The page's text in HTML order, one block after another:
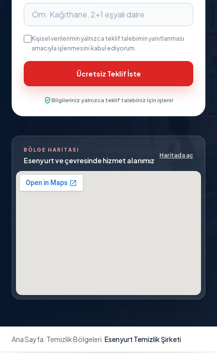
Kişisel verilerimin yalnızca teklif talebimin yanıtlanması
amacıyla işlenmesini kabul ediyorum.
Ücretsiz Teklif İste
Bilgileriniz yalnızca teklif talebiniz için işlenir
BÖLGE HARITASI
Esenyurtve çevresinde hizmet alanımız
Haritada aç
Ana Sayfa Temizlik Bölgeleri Esenyurt Temizlik Şirketi